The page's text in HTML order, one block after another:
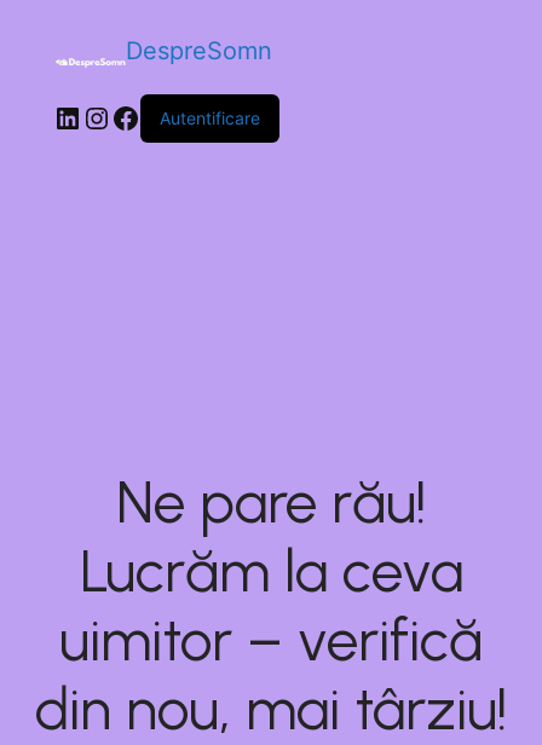
DespreSomn
Autentificare
Ne pare rău!
Lucrăm la ceva
uimitor – verifică
din nou, mai târziu!